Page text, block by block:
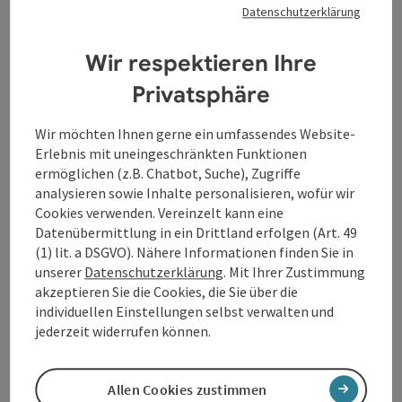
Beitrag merken: Sparkasse Oberösterreich -
Sparkasse Oberösterreich -
Bankstelle Andorf
Sparkasse Oberösterreich - Bankstelle Andorf
Andorf
Öffnungszeiten
MO Montag geöffnet
Dienstag geöffnet
MIMittwoch geöffnet
DO Donnerstag geöffnet
Freitag geöffnet
Beitrag merken: Spielplatz Erlau
Datenschutzerklärung
Wir respektieren Ihre
Privatsphäre
Wir möchten Ihnen gerne ein umfassendes Website-
Erlebnis mit uneingeschränkten Funktionen
ermöglichen (z.B. Chatbot, Suche), Zugriffe
analysieren sowie Inhalte personalisieren, wofür wir
Cookies verwenden. Vereinzelt kann eine
Datenübermittlung in ein Drittland erfolgen (Art. 49
(1) lit. a DSGVO). Nähere Informationen finden Sie in
unserer Datenschutzerklärung. Mit Ihrer Zustimmung
akzeptieren Sie die Cookies, die Sie über die
individuellen Einstellungen selbst verwalten und
jederzeit widerrufen können.
Allen Cookies zustimmen